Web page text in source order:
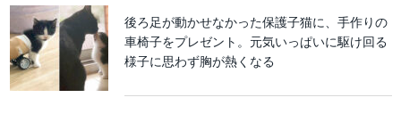
後ろ足が動かせなかった保護子猫に、手作りの
車椅子をプレゼント。元気いっぱいに駆け回る
様子に思わず胸が熱くなる